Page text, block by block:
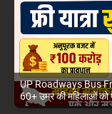
UP Roadways Bus
60+ उम्र की महिलाओं को